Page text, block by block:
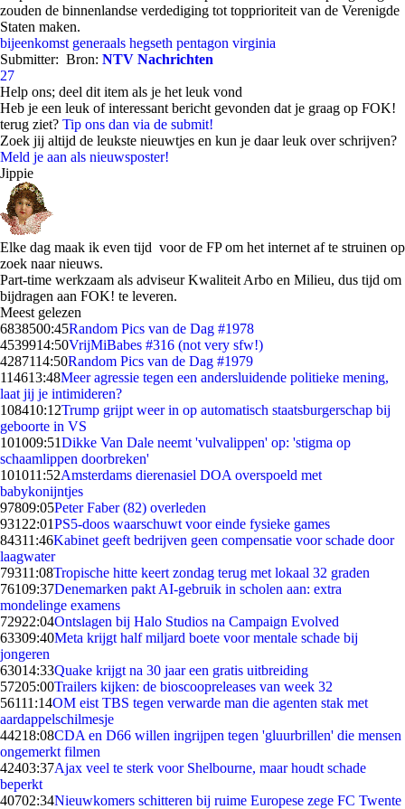
zouden de binnenlandse verdediging tot topprioriteit van de Verenigde
Staten maken.
bijeenkomst generaals hegseth pentagon virginia
Submitter: Bron: NTV Nachrichten
27
Help ons; deel dit item als je het leuk vond
Heb je een leuk of interessant bericht gevonden dat je graag op FOK!
terug ziet? Tip ons dan via de submit!
Zoek jij altijd de leukste nieuwtjes en kun je daar leuk over schrijven?
Meld je aan als nieuwsposter!
Jippie
Elke dag maak ik even tijd voor de FP om het internet af te struinen op
zoek naar nieuws.
Part-time werkzaam als adviseur Kwaliteit Arbo en Milieu, dus tijd om
bijdragen aan FOK! te leveren.
Meest gelezen
6838500:45Random Pics van de Dag #1978
4539914:50VrijMiBabes #316 (not very sfw!)
4287114:50Random Pics van de Dag #1979
114613:48Meer agressie tegen een andersluidende politieke mening,
laat jij je intimideren?
108410:12Trump grijpt weer in op automatisch staatsburgerschap bij
geboorte in VS
101009:51Dikke Van Dale neemt 'vulvalippen' op: 'stigma op
schaamlippen doorbreken'
101011:52Amsterdams dierenasiel DOA overspoeld met
babykonijntjes
97809:05Peter Faber (82) overleden
931 22:01PS5-doos waarschuwt voor einde fysieke games
84311:46Kabinet geeft bedrijven geen compensatie voor schade door
laagwater
79311:08Tropische hitte keert zondag terug met lokaal 32 graden
76109:37Denemarken pakt AI-gebruik in scholen aan: extra
mondelinge examens
72922:04Ontslagen bij Halo Studios na Campaign Evolved
63309:40Meta krijgt half miljard boete voor mentale schade bij
jongeren
63014:33Quake krijgt na 30 jaar een gratis uitbreiding
57205:00Trailers kijken: de bioscoopreleases van week 32
56111:14OM eist TBS tegen verwarde man die agenten stak met
aardappelschilmesje
44218:08CDA en D66 willen ingrijpen tegen 'gluurbrillen' die mensen
ongemerkt filmen
42403:37Ajax veel te sterk voor Shelbourne, maar houdt schade
beperkt
40702:34Nieuwkomers schitteren bij ruime Europese zege FC Twente